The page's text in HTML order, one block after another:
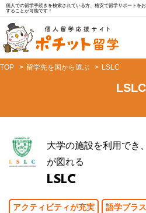
個人での留学手続きを検索されている方、格安で留学サポートを
することが可能です！
TOP 留学先を国から選ぶ LSLC
LSLC
大学の施設を利用でき
が図れる
LSLC
アクティビティが充実 語学プラ